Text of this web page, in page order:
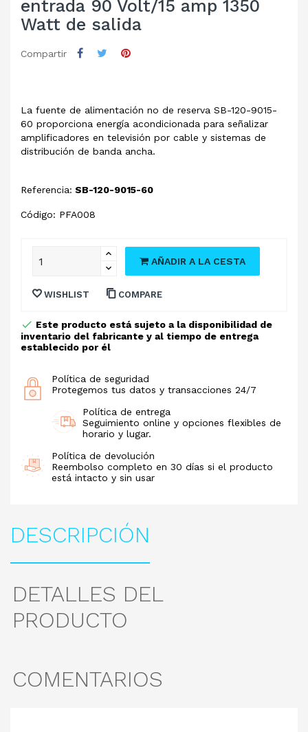
entrada 90 Volt/15 amp 1350
Watt de salida
Compartir
La fuente de alimentación no de reserva SB-120-9015-
60 proporciona energía acondicionada para señalizar
amplificadores en televisión por cable y sistemas de
distribución de banda ancha.
Referencia: SB-120-9015-60
Código: PFA008
AÑADIR A LA CESTA
WISHLIST COMPARE
Este producto está sujeto a la disponibilidad de
inventario del fabricante y al tiempo de entrega
establecido por él
Política de seguridad
Protegemos tus datos y transacciones 24/7
Política de entrega
Seguimiento online y opciones flexibles de
horario y lugar.
Política de devolución
Reembolso completo en 30 días si el producto
está intacto y sin usar
DESCRIPCIÓN
DETALLES DEL
PRODUCTO
COMENTARIOS